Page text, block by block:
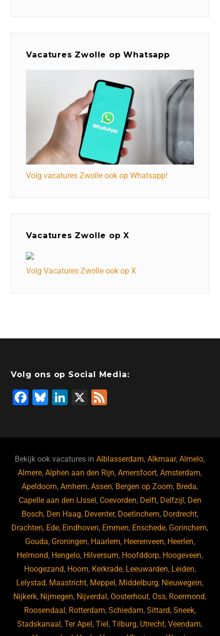
Vacatures Zwolle op Whatsapp
Volg vacatures Zwolle ook op Whatsapp!
Vacatures Zwolle op X
Volg Vacatures Zwolle ook op X
Volg ons op Social Media:
F
b
o
o
k
Bl
ky
Li
dI
n
X
Bekijk ook vacatures inAlblasserdam,Alkmaar,Almelo,
Almere,Alphen aan den Rijn,Amersfoort,Amsterdam,
Apeldoorn,Arnhem,Assen, Bergen op Zoom, Breda,
Capelle aan den IJssel , Coevorden, Delft, Delfzijl , Den
Bosch, Den Haag, Deventer, Doetinchem, Dordrecht,
Drachten, Ede, Eindhoven, Emmen, Enschede, Gorinchem,
Gouda, Groningen, Haarlem, Heerenveen, Heerlen,
Helmond, Hengelo, Hilversum, Hoofddorp, Hoogeveen,
Hoogezand, Hoorn, Kerkrade, Leeuwarden, Leiden,
Lelystad, Maastricht, Meppel , Middelburg, Nieuwegein,
Nijkerk, Nijmegen, Nijverdal , Oosterhout, Oss, Roermond,
Roosendaal , Rotterdam, Schiedam, Sittard, Sneek,
Stadskanaal ,Ter Apel ,Tiel ,Tilburg, Utrecht,Veendam,